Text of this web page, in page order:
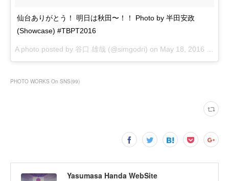
仙台ありがとう！ 明日は秋田〜！！ Photo by 半田安政
(Showcase) #TBPT2016
A photo posted by 谷口 雄哉 (@simgodri) on May 18, 2016 at 12:28am PDT
PHOTO WORKS On SNS(99)
Yasumasa Handa WebSite